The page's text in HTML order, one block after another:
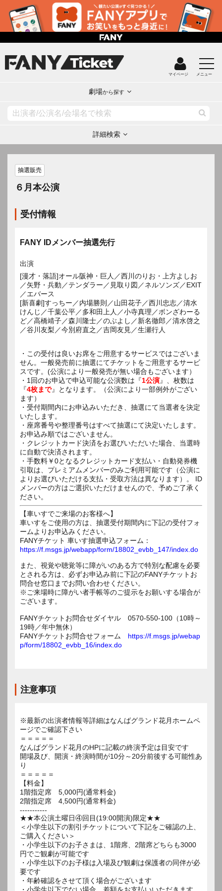
マイページ メニュー
劇場から探す
詳細検索
抽選販売
６月本公演
受付情報
FANY IDメンバー抽選先行
出演
[漫才・落語]オール阪神・巨人／西川のりお・上方よしお
／矢野・兵動／テンダラー／見取り図／ネルソンズ／EXIT
／エバース
[新喜劇]すっちー／内場勝則／山田花子／西川忠志／清水
けんじ／千葉公平／多和田上人／小寺真理／ボンざわーる
ど／高橋靖子／森川隆士／のぶよし／新名徹郎／清水啓之
／谷川友梨／今別府直之／吉岡友見／生瀬行人
・この受付は良いお席をご用意するサービスではございま
せん。一般発売前に抽選にてチケットをご用意するサービ
スです。(公演により一般発売が無い場合もございます）
・1回のお申込で申込可能な公演数は『1公演』、枚数は
『4枚まで』となります。（公演により一部例外がござい
ます）
・受付期間内にお申込みいただき、抽選にて当選者を決定
いたします。
・座席番号や整理番号はすべて抽選にて決定いたします。
お申込み順ではございません。
・クレジットカード決済をお選びいただいた場合、当選時
に自動で決済されます。
・手数料￥0となるクレジットカード支払い・自動発券機
引取は、プレミアムメンバーのみご利用可能です（公演に
よりお選びいただける支払・受取方法は異なります）。 ID
メンバーの方はご選択いただけませんので、予めご了承く
ださい。
【車いすでご来場のお客様へ】
車いすをご使用の方は、抽選受付期間内に下記の受付フォ
ームよりお申込みください。
FANYチケット 車いす抽選申込フォーム：
https://f.msgs.jp/webapp/form/18802_evbb_147/index.do
また、視覚や聴覚等に障がいのある方で特別な配慮を必要
とされる方は、必ずお申込み前に下記のFANYチケットお
問合せ窓口までお問い合わせください。
※ご来場時に障がい者手帳等のご提示をお願いする場合が
ございます。
FANYチケットお問合せダイヤル 0570-550-100（10時～
19時／年中無休）
FANYチケットお問合せフォーム https://f.msgs.jp/webap
p/form/18802_evbb_16/index.do
注意事項
※最新の出演者情報等詳細はなんばグランド花月ホームペ
ージでご確認下さい
＝＝＝＝＝
なんばグランド花月のHPに記載の終演予定は目安です
開場及び、開演・終演時間が10分～20分前後する可能性あ
り
＝＝＝＝＝
【料金】
1階指定席 5,000円(通常料金)
2階指定席 4,500円(通常料金)
-----------
★★本公演土曜日④回目(19:00開演)限定★★
＜小学生以下の割引チケットについて下記をご確認の上、
ご購入ください＞
・小学生以下のお子さまは、1階席、2階席どちらも3000
円でご観劇が可能です
・小学生以下のお子様は入場及び観劇は保護者の同伴が必
要です
・年齢確認をさせて頂く場合がございます